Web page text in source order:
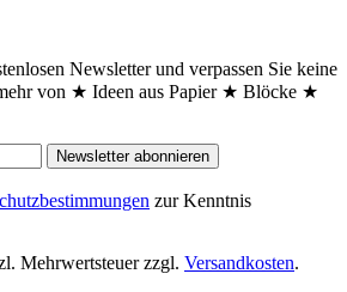
Newsletter und verpassen Sie keine
von ★ Ideen aus Papier ★ Blöcke ★
Newsletter abonnieren
zur Kenntnis
Mehrwertsteuer zzgl. Versandkosten.